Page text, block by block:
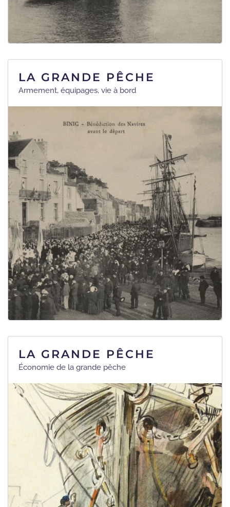
LA GRANDE PÊCHE
Armement, équipages, vie à bord
LA GRANDE PÊCHE
Économie de la grande pêche